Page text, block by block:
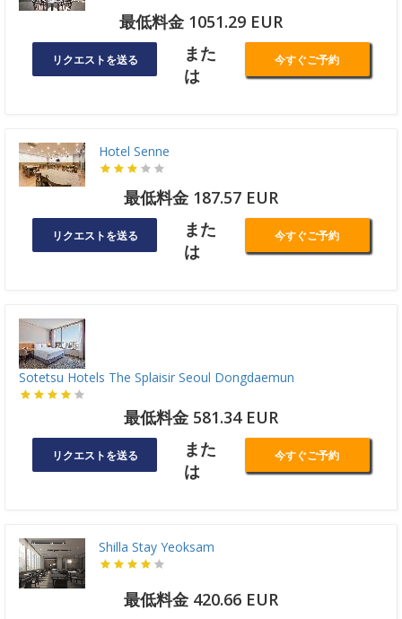
最低料金 1051.29 EUR
リクエストを送る
また
は
今すぐご予約
Hotel Senne
最低料金 187.57 EUR
リクエストを送る
また
は
今すぐご予約
Sotetsu Hotels The Splaisir Seoul Dongdaemun
最低料金 581.34 EUR
リクエストを送る
また
は
今すぐご予約
Shilla Stay Yeoksam
最低料金 420.66 EUR